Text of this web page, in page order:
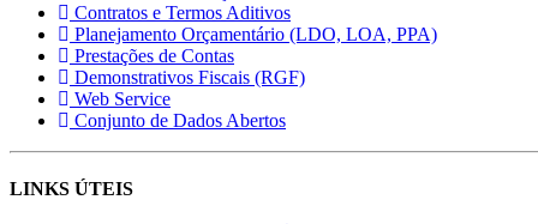
Contratos e Termos Aditivos
Planejamento Orçamentário (LDO, LOA, PPA)
Prestações de Contas
Demonstrativos Fiscais (RGF)
Web Service
Conjunto de Dados Abertos
LINKS ÚTEIS